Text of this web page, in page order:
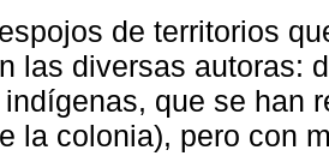
de territorios
las diversas autoras:
que se han
la colonia), pero con